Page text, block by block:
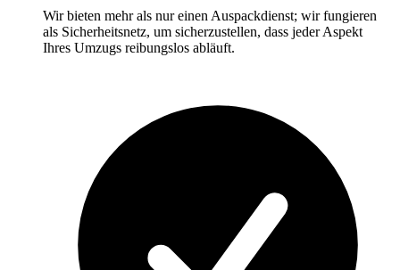
Wir bieten mehr als nur einen Auspackdienst; wir fungieren
als Sicherheitsnetz, um sicherzustellen, dass jeder Aspekt
Ihres Umzugs reibungslos abläuft.